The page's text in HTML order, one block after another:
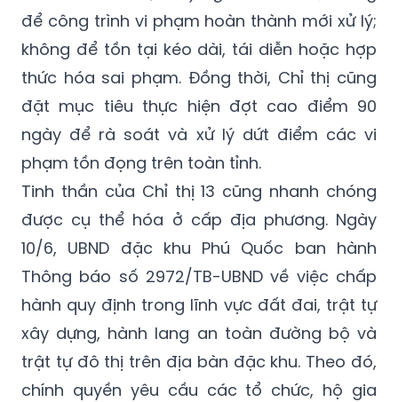
để công trình vi phạm hoàn thành mới xử lý;
không để tồn tại kéo dài, tái diễn hoặc hợp
thức hóa sai phạm. Đồng thời, Chỉ thị cũng
đặt mục tiêu thực hiện đợt cao điểm 90
ngày để rà soát và xử lý dứt điểm các vi
phạm tồn đọng trên toàn tỉnh.
Tinh thần của Chỉ thị 13 cũng nhanh chóng
được cụ thể hóa ở cấp địa phương. Ngày
10/6, UBND đặc khu Phú Quốc ban hành
Thông báo số 2972/TB-UBND về việc chấp
hành quy định trong lĩnh vực đất đai, trật tự
xây dựng, hành lang an toàn đường bộ và
trật tự đô thị trên địa bàn đặc khu. Theo đó,
chính quyền yêu cầu các tổ chức, hộ gia